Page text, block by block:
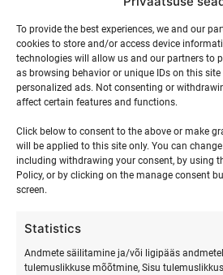
To provide the best experiences, we and our
cookies to store and/or access device
technologies will allow us and our partners to
as browsing behavior or unique IDs on this
personalized ads. Not consenting or
affect certain features and functions.
Click below to consent to the above or make
will be applied to this site only. You can
including withdrawing your consent, by using
Policy, or by clicking on the manage consent
screen.
Statistics
Andmete säilitamine ja/või ligipääs
tulemuslikkuse mõõtmine, Sisu
0
events,
17
0
events,
18
0
events,
19
0
20
0
events,
24
0
events,
25
0
events,
26
0
27
events,
31
events,events,
2
8 august
Isa ja lapse surfilaager